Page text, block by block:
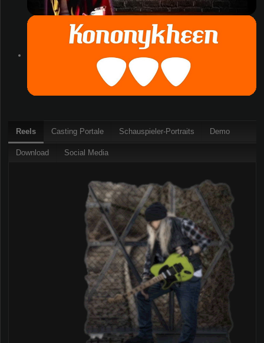
Reels Casting Portale Schauspieler-Portraits Demo
Download Social Media